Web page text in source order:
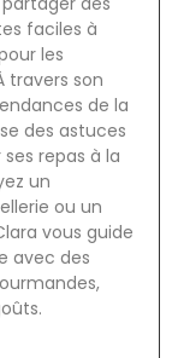
faciles à
les
travers son
de la
des astuces
repas à la
un
ou un
vous guide
avec des